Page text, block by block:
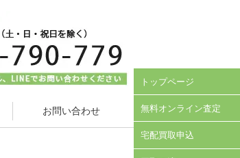
お問い合わせ
トップページ
無料オンライン査定
宅配買取申込